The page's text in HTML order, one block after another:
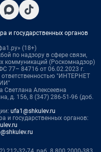
и государственных органов
(18+)
по надзору в сфере связи,
коммуникаций (Роскомнадзор)
77– 84716 от 06.02.2023 г.
ответственностью "ИНТЕРНЕТ
Светлана Алексеевна
д. 156, 8 (347) 286-51-96 (доб.
ufa1@shkulev.ru
и государственных органов: